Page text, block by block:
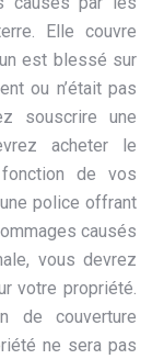
Elle couvre
est blessé sur
ou n’était pas
souscrire une
acheter le
de vos
police offrant
causés
vous devrez
votre propriété.
de couverture
ne sera pas